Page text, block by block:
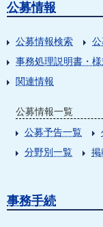
公募情報
公募情報検索
事務処理説明書・
関連情報
公募情報一覧
公募予告一覧
分野別一覧
掲
事務手続